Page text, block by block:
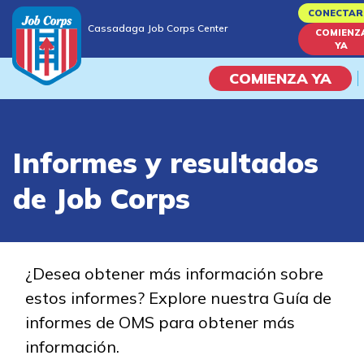
to
content
Cassadaga Job Corps Center
YA
COMIENZA YA
Vida En El Campus
Habilidades académicas
Estudiar
Programas de
Informes y resultados
de Job Corps
¿Desea obtener más información sobre
estos informes? Explore nuestra Guía de
informes de OMS para obtener más
información.